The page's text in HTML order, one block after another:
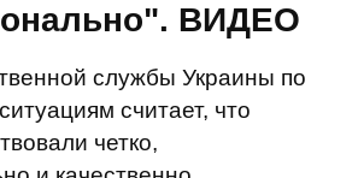
ВИДЕО
службы Украины по
считает, что
четко,